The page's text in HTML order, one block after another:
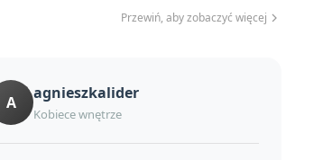
Przewiń, aby zobaczyć więcej
A agnieszkalider
Kobiece wnętrze